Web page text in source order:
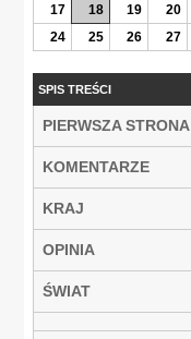
17
18 19 20
24
25 26 27
SPIS TREŚCI
PIERWSZA STRONA
KOMENTARZE
KRAJ
OPINIA
ŚWIAT